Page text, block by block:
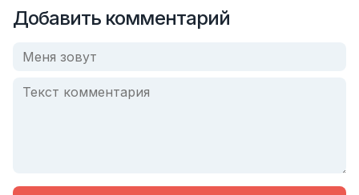
Добавить комментарий